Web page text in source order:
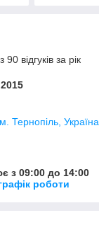
відгуків за рік
Тернопіль, Україна
з 09:00 до 14:00
роботи